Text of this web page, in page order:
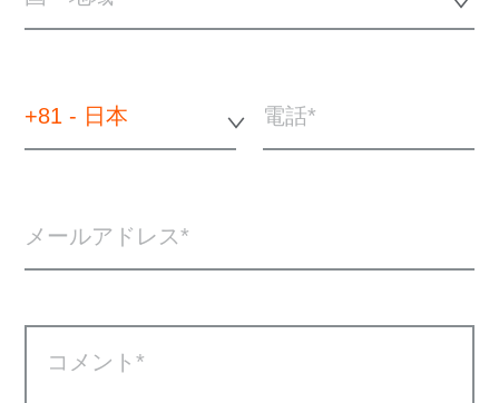
+81 - 日本 電話
メールアドレス
コメント